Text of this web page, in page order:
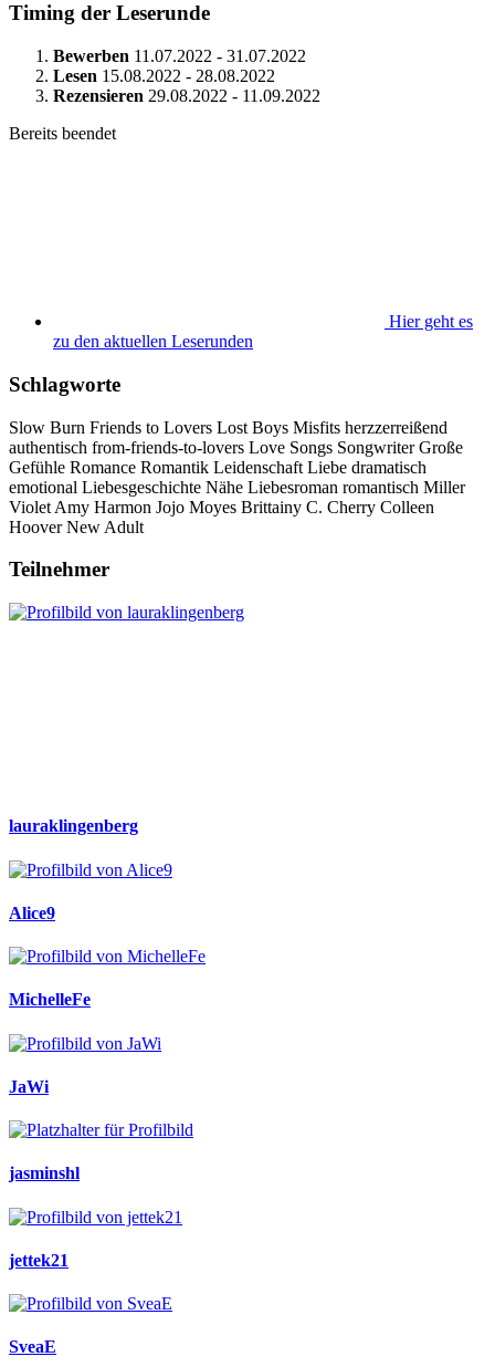
Timing der Leserunde
Bewerben 11.07.2022 - 31.07.2022
Lesen 15.08.2022 - 28.08.2022
Rezensieren 29.08.2022 - 11.09.2022
Bereits beendet
Hier geht es
zu den aktuellen Leserunden
Schlagworte
Slow Burn Friends to Lovers Lost Boys Misfits herzzerreißend
authentisch from-friends-to-lovers Love Songs Songwriter Große
Gefühle Romance Romantik Leidenschaft Liebe dramatisch
emotional Liebesgeschichte Nähe Liebesroman romantisch Miller
Violet Amy Harmon Jojo Moyes Brittainy C. Cherry Colleen
Hoover New Adult
Teilnehmer
lauraklingenberg
Alice9
MichelleFe
JaWi
jasminshl
jettek21
SveaE